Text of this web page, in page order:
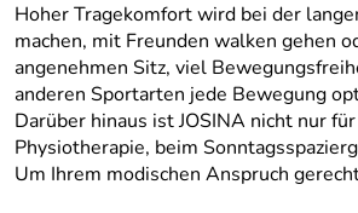
Hoher Tragekomfort wird bei der
machen, mit Freunden walken gehen
angenehmen Sitz, viel
anderen Sportarten jede Bewegung
Darüber hinaus ist JOSINA nicht nur
Physiotherapie, beim
Um Ihrem modischen Anspruch